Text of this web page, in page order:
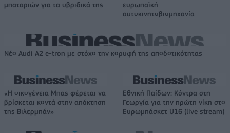
μπαταριών για τα υβριδικά της
ευρωπαϊκή
αυτοκινητοβιομηχανία
Νέο Audi A2 e-tron με στόχο την κορυφή της αποδοτικότητας
«Η οικογένεια Μπας φέρεται να
βρίσκεται κοντά στην απόκτηση
της Βιλερμπάν»
Εθνική Παίδων: Κόντρα στη
Γεωργία για την πρώτη νίκη στο
Ευρωμπάσκετ U16 (live stream)